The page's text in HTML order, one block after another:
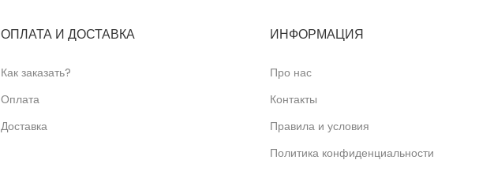
ОПЛАТА И ДОСТАВКА
Как заказать?
Оплата
Доставка
ИНФОРМАЦИЯ
Про нас
Контакты
Правила и условия
Политика конфиденциальности